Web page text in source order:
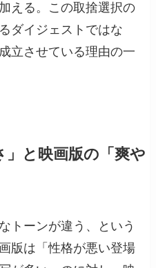
える。この取捨選択の
ダイジェストではな
立させている理由の一
」と映画版の「爽や
トーンが違う、という
版は「性格が悪い登場